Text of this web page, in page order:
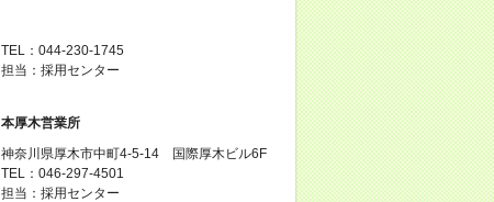
TEL：044-230-1745
担当：採用センター
本厚木営業所
神奈川県厚木市中町4-5-14 国際厚木ビル6F
TEL：046-297-4501
担当：採用センター